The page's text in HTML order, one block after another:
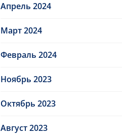
Апрель 2024
Март 2024
Февраль 2024
Ноябрь 2023
Октябрь 2023
Август 2023